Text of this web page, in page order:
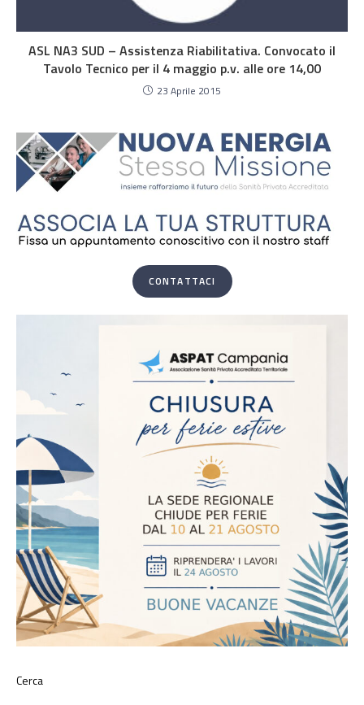
ASL NA3 SUD – Assistenza Riabilitativa. Convocato il
Tavolo Tecnico per il 4 maggio p.v. alle ore 14,00
23 Aprile 2015
CONTATTACI